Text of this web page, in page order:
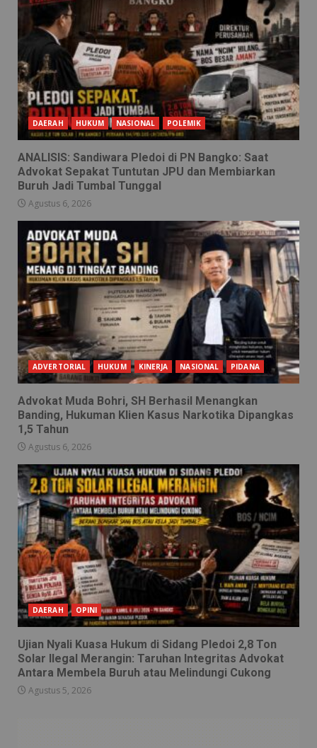
DAERAH HUKUM NASIONAL POLEMIK
ANALISIS: Sandiwara Pledoi di PN Bangko: Saat
Advokat Sepakat Tuntutan JPU dan Membiarkan
Buruh Jadi Tumbal Tunggal
Agustus 6, 2026
ADVERTORIAL HUKUM KINERJA NASIONAL PIDANA
Advokat Muda Bohri, SH Berhasil Menangkan
Banding, Hukuman Klien Kasus Narkotika Dipangkas
1,5 Tahun
Agustus 6, 2026
DAERAH OPINI
Ujian Nyali Kuasa Hukum di Sidang Pledoi 2,8 Ton
Solar Ilegal Merangin: Taruhan Integritas Advokat
Antara Membela Buruh atau Melindungi Cukong
Agustus 5, 2026